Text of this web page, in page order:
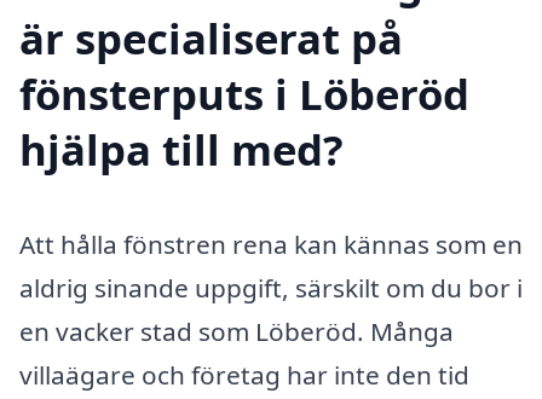
är specialiserat på
fönsterputs i Löberöd
hjälpa till med?
Att hålla fönstren rena kan kännas som en
aldrig sinande uppgift, särskilt om du bor i
en vacker stad som Löberöd. Många
villaägare och företag har inte den tid